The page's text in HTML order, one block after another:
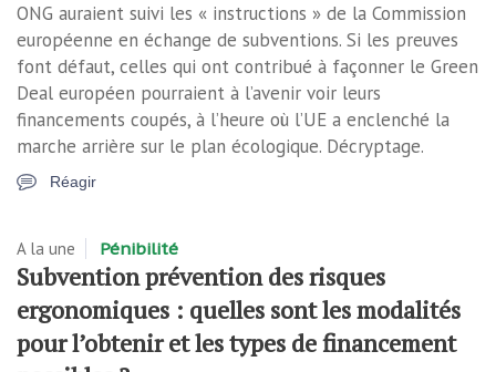
ONG auraient suivi les « instructions » de la Commission
européenne en échange de subventions. Si les preuves
font défaut, celles qui ont contribué à façonner le Green
Deal européen pourraient à l’avenir voir leurs
financements coupés, à l’heure où l’UE a enclenché la
marche arrière sur le plan écologique. Décryptage.
Réagir
A la une Pénibilité
Subvention prévention des risques
ergonomiques : quelles sont les modalités
pour l’obtenir et les types de financement